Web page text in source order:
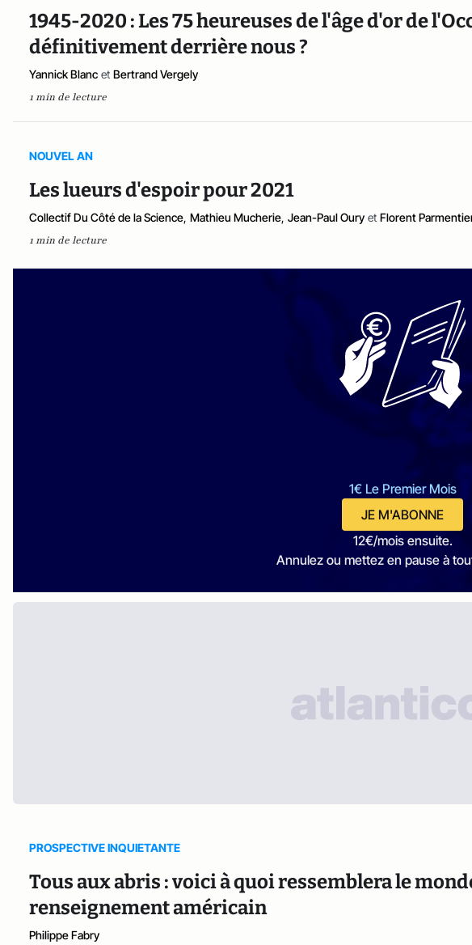
1945-2020 : Les 75 heureuses de l'âge d'or de
définitivement derrière nous ?
Yannick Blanc et Bertrand Vergely
1 min de lecture
NOUVEL AN
Les lueurs d'espoir pour 2021
Collectif Du Côté de la Science, Mathieu Mucherie, Jean-Paul Oury et Florent
1 min de lecture
1€ Le Premier Mois
JE M'ABONNE
12€/mois ensuite.
Annulez ou mettez en pause à
PROSPECTIVE INQUIETANTE
Tous aux abris : voici à quoi ressemblera le
renseignement américain
Philippe Fabry